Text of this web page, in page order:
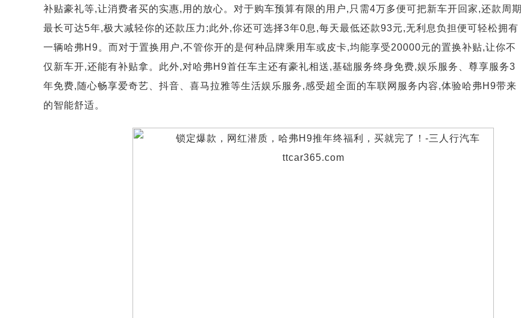
补贴豪礼等,让消费者买的实惠,用的放心。对于购车预算有限的用户,只需4万多便可把新车开回家,还款周期
最长可达5年,极大减轻你的还款压力;此外,你还可选择3年0息,每天最低还款93元,无利息负担便可轻松拥有
一辆哈弗H9。而对于置换用户,不管你开的是何种品牌乘用车或皮卡,均能享受20000元的置换补贴,让你不
仅新车开,还能有补贴拿。此外,对哈弗H9首任车主还有豪礼相送,基础服务终身免费,娱乐服务、尊享服务3
年免费,随心畅享爱奇艺、抖音、喜马拉雅等生活娱乐服务,感受超全面的车联网服务内容,体验哈弗H9带来
的智能舒适。